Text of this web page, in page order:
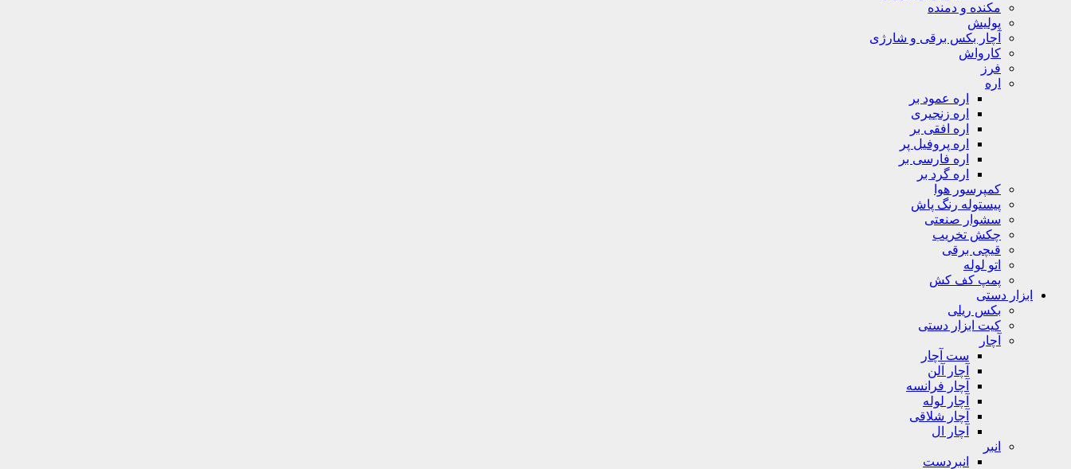
مکنده و دمنده
پولیش
آچار بکس برقی و شارژی
کارواش
فرز
اره
اره عمود بر
اره زنجیری
اره افقی بر
اره پروفیل پر
اره فارسی بر
اره گرد بر
کمپرسور هوا
پیستوله رنگ پاش
سشوار صنعتی
چکش تخریب
قیچی برقی
اتو لوله
پمپ کف کش
ابزار دستی
بکس ریلی
کیت ابزار دستی
آچار
ست آچار
آچار آلن
آچار فرانسه
آچار لوله
آچار شلاقی
آچار ال
انبر
انبردست